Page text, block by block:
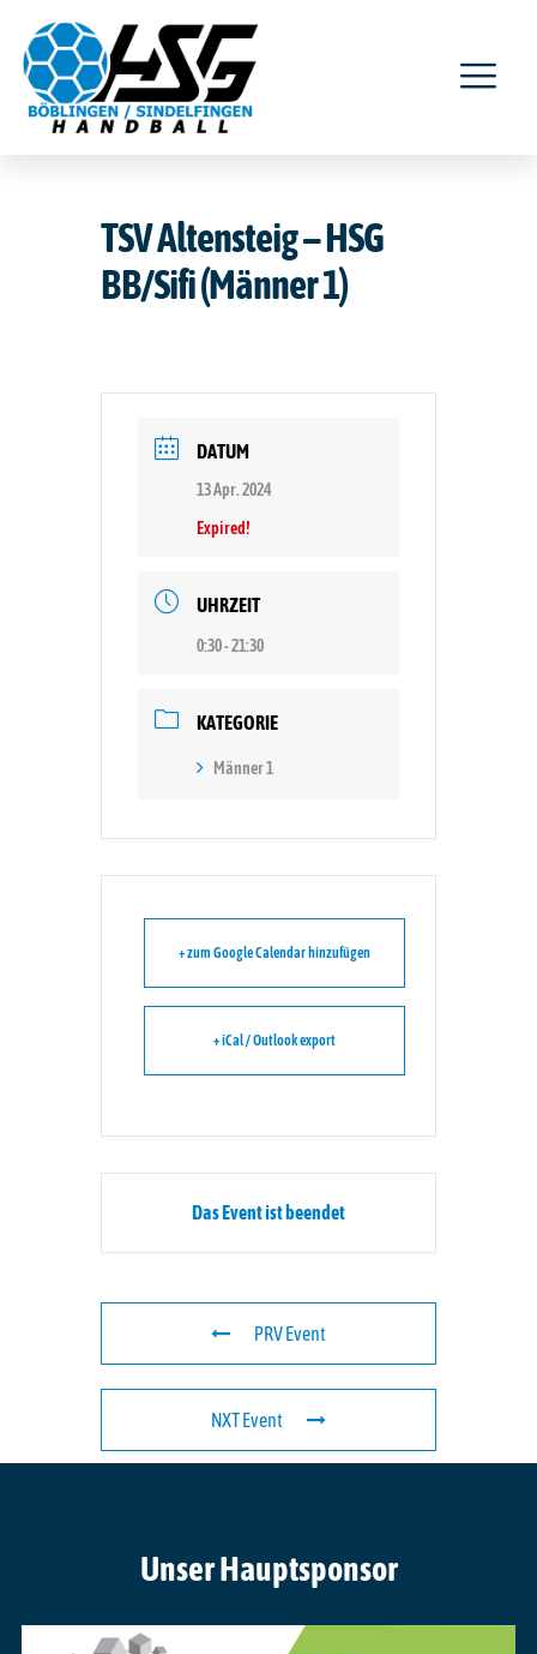
TSV Altensteig – HSG
BB/Sifi (Männer 1)
DATUM
13 Apr. 2024
Expired!
UHRZEIT
0:30 - 21:30
KATEGORIE
Männer 1
+ zum Google Calendar hinzufügen
+ iCal / Outlook export
Das Event ist beendet
PRV Event
NXT Event
Unser Hauptsponsor